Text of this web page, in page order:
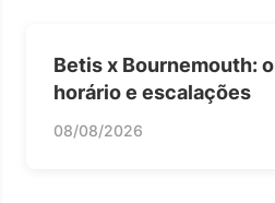
Betis x Bournemouth:
horário e escalações
08/08/2026